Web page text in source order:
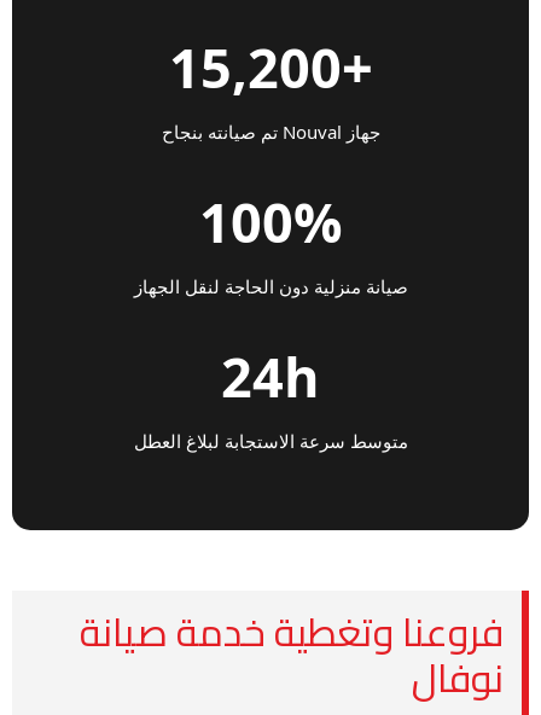
+15,200
جهاز Nouval تم صيانته بنجاح
100%
صيانة منزلية دون الحاجة لنقل الجهاز
24h
متوسط سرعة الاستجابة لبلاغ العطل
فروعنا وتغطية خدمة صيانة
نوفال